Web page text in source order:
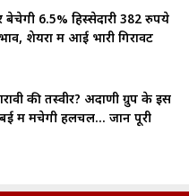
6.5% हिस्सेदारी 382 रुपये
शेयरों में आई भारी गिरावट
की तस्वीर? अदाणी ग्रुप के इस
में मचेगी हलचल… जानें पूरी